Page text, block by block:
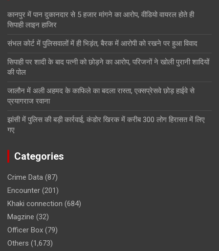
कानपुर में पान दुकानदार से 5 हजार मांगने का आरोप, वीडियो वायरल होते ही
सिपाही लाइन हाजिर
संभल कोर्ट में पुलिसवालों में ही भिड़ंत, बैरक में आरोपी को रखने पर हुआ विवाद
सिपाही पर शादी के बाद पत्नी को छोड़ने का आरोप, परिजनों ने खोली पुरानी शादियों
की पोल
जालौन में अली अहमद के काफिले का बदला रास्ता, एक्सप्रेसवे छोड़ हाईवे से
प्रयागराज रवाना
झांसी में पुलिस की बड़ी कार्रवाई, कंडोर खिरक में करीब 300 लोग हिरासत में लिए
गए
Categories
Crime Data (87)
Encounter (201)
Khaki connection (684)
Magzine (32)
Officer Box (79)
Others (1,673)